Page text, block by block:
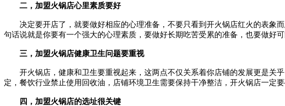
二，加盟火锅店心里素质要好
决定要开店了，就要做好相应的心理准备，不要只看到开火锅店红火的表象
句话说就是你要有一个强大的心理素质，要做好长期吃苦受累的准备，也要做好
三，加盟火锅店健康卫生问题要重视
开火锅店，健康和卫生要重视起来，这两点不仅关系着你店铺的发展更是关
定，餐饮行业禁止使用回收油，店铺环境卫生需要保持干净整洁，开火锅店一定
四，加盟火锅店的选址很关键